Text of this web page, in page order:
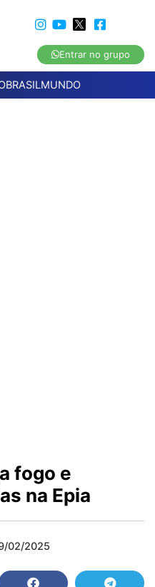
Entrar no grupo
BRASILMUNDO
fogo e
na Epia
02/2025